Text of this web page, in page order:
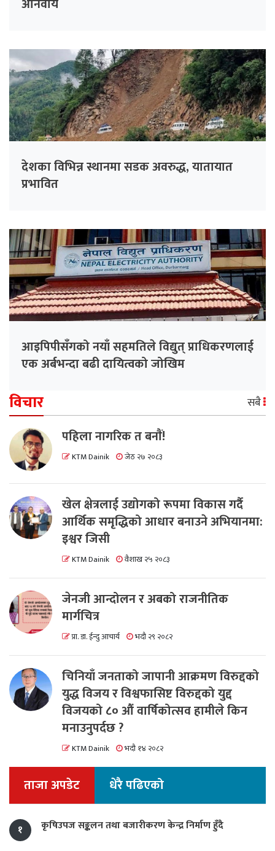
अनिवार्य
देशका विभिन्न स्थानमा सडक अवरुद्ध, यातायात
प्रभावित
आइपिपीसँगको नयाँ सहमतिले विद्युत् प्राधिकरणलाई
एक अर्बभन्दा बढी दायित्वको जोखिम
विचार सबै
पहिला नागरिक त बनाैं!
KTM Dainik जेठ २७ २०८३
खेल क्षेत्रलाई उद्योगको रूपमा विकास गर्दै
आर्थिक समृद्धिको आधार बनाउने अभियानमा:
इश्वर जिसी
KTM Dainik वैशाख २५ २०८३
जेनजी आन्दोलन र अबको राजनीतिक
मार्गचित्र
प्रा. डा. ईन्दु आचार्य भदौ २९ २०८२
चिनियाँ जनताको जापानी आक्रमण विरुद्दको
युद्ध विजय र विश्वफासिष्ट विरुद्दको युद्द
विजयको ८० औं वार्षिकोत्सव हामीले किन
मनाउनुपर्दछ ?
KTM Dainik भदौ १४ २०८२
ताजा अपडेट धेरै पढिएको
१ कृषिउपज सङ्कलन तथा बजारीकरण केन्द्र निर्माण हुँदै